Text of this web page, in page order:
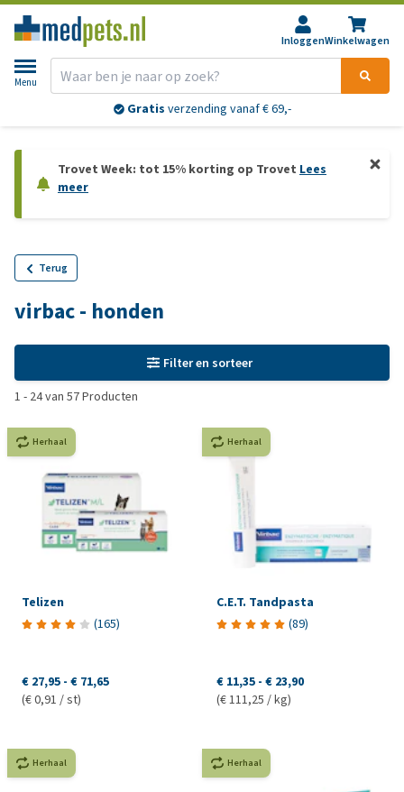
InloggenWinkelwagen
Menu
Gratis verzending vanaf € 69,-
Trovet Week: tot 15% korting op Trovet Lees
meer
Terug
virbac - honden
Filter en sorteer
1 - 24van 57Producten
Herhaal
Telizen
(165)
€ 27,95 - € 71,65
(€ 0,91 / st)
Herhaal
C.E.T. Tandpasta
(89)
€ 11,35 - € 23,90
(€ 111,25 / kg)
Herhaal Herhaal